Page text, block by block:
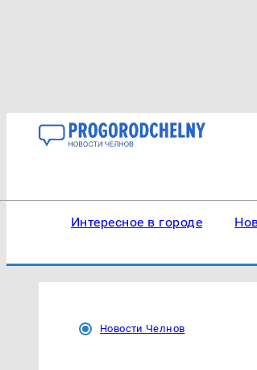
Интересное в городе
Новости Челнов